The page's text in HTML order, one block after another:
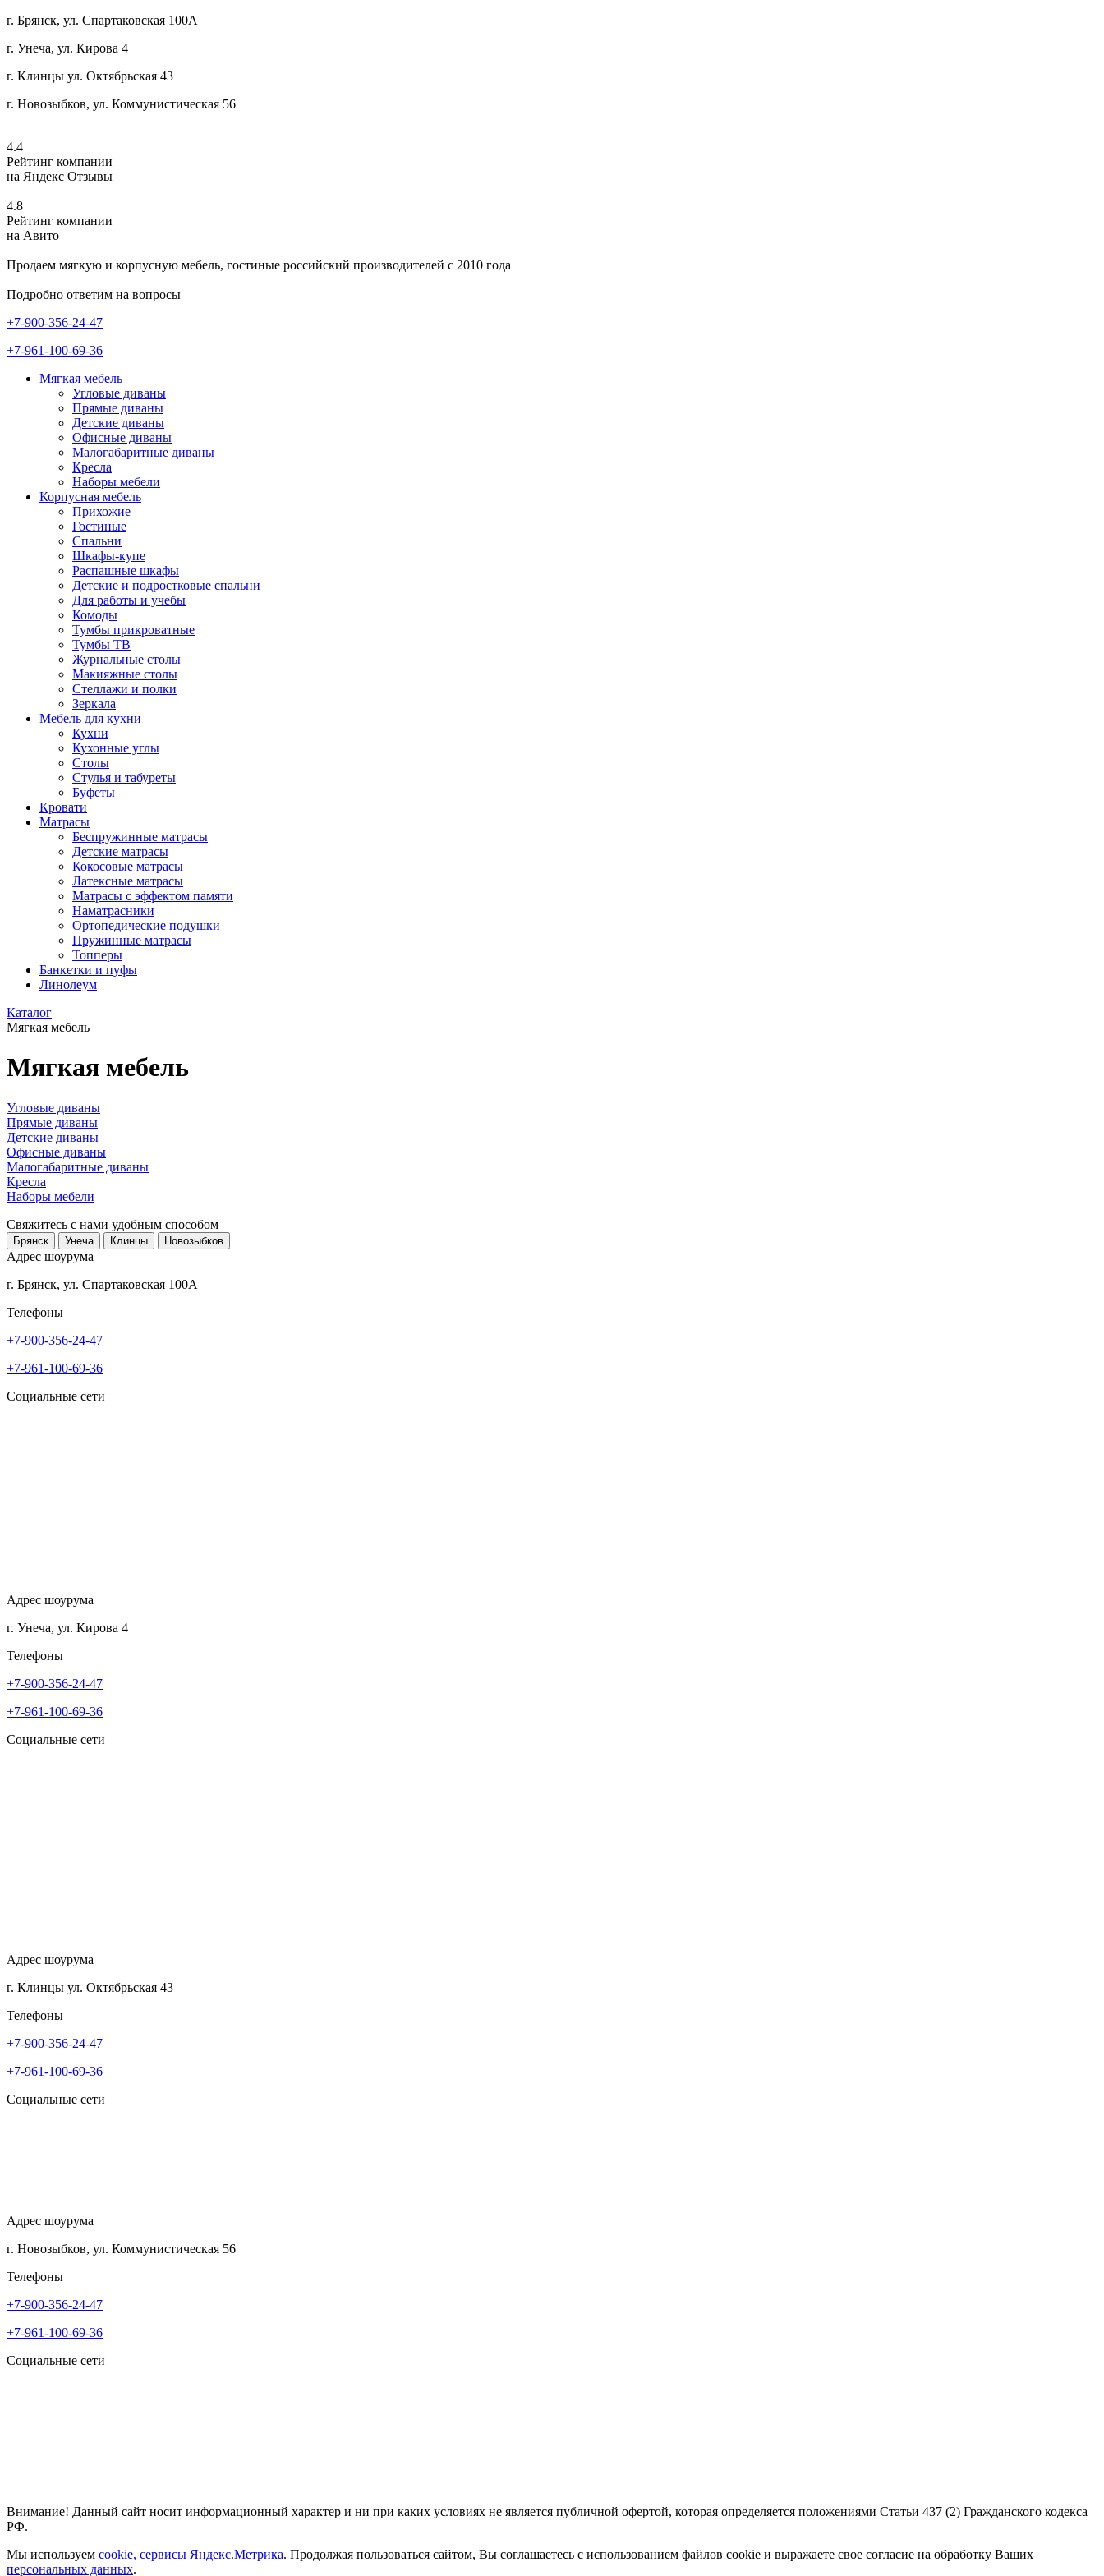
г. Брянск, ул. Спартаковская 100А
г. Унеча, ул. Кирова 4
г. Клинцы ул. Октябрьская 43
г. Новозыбков, ул. Коммунистическая 56
4.4
Рейтинг компании
на Яндекс Отзывы
4.8
Рейтинг компании
на Авито
Продаем мягкую и корпусную мебель, гостиные российский производителей с 2010 года
Подробно ответим на вопросы
+7-900-356-24-47
+7-961-100-69-36
Мягкая мебель
Угловые диваны
Прямые диваны
Детские диваны
Офисные диваны
Малогабаритные диваны
Кресла
Наборы мебели
Корпусная мебель
Прихожие
Гостиные
Спальни
Шкафы-купе
Распашные шкафы
Детские и подростковые спальни
Для работы и учебы
Комоды
Тумбы прикроватные
Тумбы ТВ
Журнальные столы
Макияжные столы
Стеллажи и полки
Зеркала
Мебель для кухни
Кухни
Кухонные углы
Столы
Стулья и табуреты
Буфеты
Кровати
Матрасы
Беспружинные матрасы
Детские матрасы
Кокосовые матрасы
Латексные матрасы
Матрасы с эффектом памяти
Наматрасники
Ортопедические подушки
Пружинные матрасы
Топперы
Банкетки и пуфы
Линолеум
Каталог
Мягкая мебель
Мягкая мебель
Угловые диваны
Прямые диваны
Детские диваны
Офисные диваны
Малогабаритные диваны
Кресла
Наборы мебели
Свяжитесь с нами удобным способом
Брянск Унеча Клинцы Новозыбков
Адрес шоурума
г. Брянск, ул. Спартаковская 100А
Телефоны
+7-900-356-24-47
+7-961-100-69-36
Социальные сети
Адрес шоурума
г. Унеча, ул. Кирова 4
Телефоны
+7-900-356-24-47
+7-961-100-69-36
Социальные сети
Адрес шоурума
г. Клинцы ул. Октябрьская 43
Телефоны
+7-900-356-24-47
+7-961-100-69-36
Социальные сети
Адрес шоурума
г. Новозыбков, ул. Коммунистическая 56
Телефоны
+7-900-356-24-47
+7-961-100-69-36
Социальные сети
Внимание! Данный сайт носит информационный характер и ни при каких условиях не является публичной офертой, которая определяется положениями Статьи 437 (2) Гражданского кодекса
РФ.
Мы используем cookie, сервисы Яндекс.Метрика. Продолжая пользоваться сайтом, Вы соглашаетесь с использованием файлов cookie и выражаете свое согласие на обработку Ваших
персональных данных.